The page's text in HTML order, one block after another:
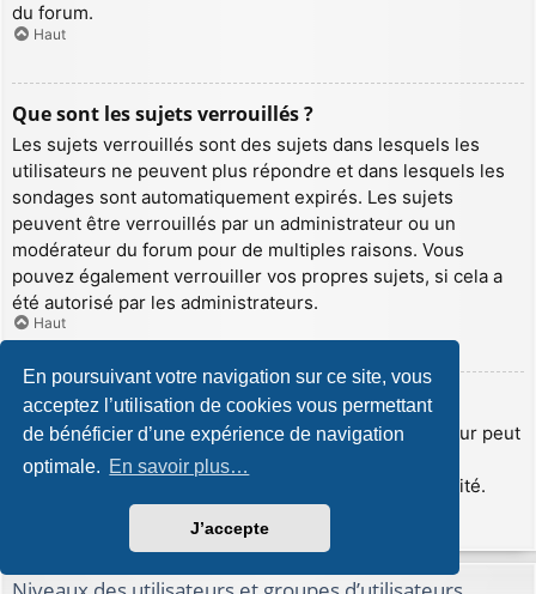
En poursuivant votre navigation sur ce site, vous
acceptez l’utilisation de cookies vous permettant
de bénéficier d’une expérience de navigation
optimale. En savoir plus…
J’accepte
du forum.
Haut
Que sont les sujets verrouillés ?
Les sujets verrouillés sont des sujets dans lesquels les
utilisateurs ne peuvent plus répondre et dans lesquels les
sondages sont automatiquement expirés. Les sujets
peuvent être verrouillés par un administrateur ou un
modérateur du forum pour de multiples raisons. Vous
pouvez également verrouiller vos propres sujets, si cela a
été autorisé par les administrateurs.
Haut
Que sont les icônes de sujet ?
Les icônes de sujet sont de petites images que l’auteur peut
insérer afin d’illustrer le contenu de son sujet. Les
administrateurs peuvent désactiver cette fonctionnalité.